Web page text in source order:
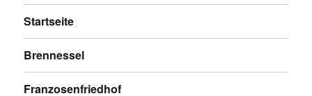
Startseite
Brennessel
Franzosenfriedhof